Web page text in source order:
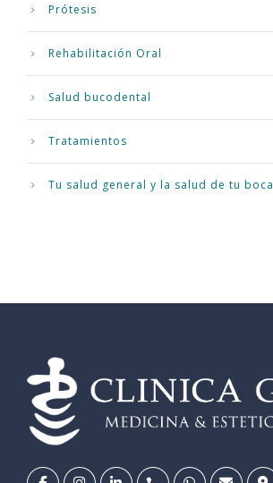
Prótesis
Rehabilitación Oral
Salud bucodental
Tratamientos
Tu salud general y la salud de tu boca